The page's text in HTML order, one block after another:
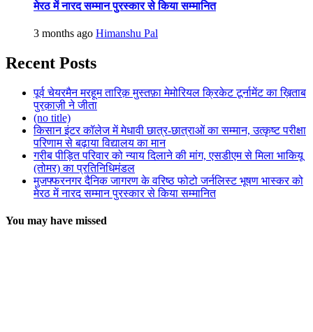
मेरठ में नारद सम्मान पुरस्कार से किया सम्मानित
3 months ago Himanshu Pal
Recent Posts
पूर्व चेयरमैन मरहूम तारिक़ मुस्तफ़ा मेमोरियल क्रिकेट टूर्नामेंट का ख़िताब
पुरक़ाज़ी ने जीता
(no title)
किसान इंटर कॉलेज में मेधावी छात्र-छात्राओं का सम्मान, उत्कृष्ट परीक्षा
परिणाम से बढ़ाया विद्यालय का मान
गरीब पीड़ित परिवार को न्याय दिलाने की मांग, एसडीएम से मिला भाकियू
(तोमर) का प्रतिनिधिमंडल
मुजफ्फरनगर दैनिक जागरण के वरिष्ठ फोटो जर्नलिस्ट भूषण भास्कर को
मेरठ में नारद सम्मान पुरस्कार से किया सम्मानित
You may have missed